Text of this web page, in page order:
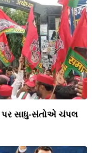
પર સાધુ-સંતોએ ચંપલ